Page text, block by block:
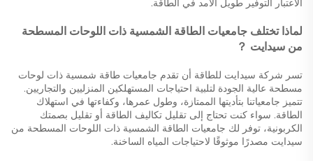
الاعتبار التوفير طويل الأمد في الطاقة.
لماذا تختلف جامعيات الطاقة الشمسية ذات اللوحات المسطحة
من سيدايت ？
تسر شركة سيدايت للطاقة أن تقدم جامعيات طاقة شمسية ذات لوحات
مسطحة عالية الجودة لتلبية احتياجات المستهلكين المنزليين والتجاريين.
تتميز جامعياتنا بتأديتها الممتازة، وطول عمرها، وكفاءتها في استهلاك
الطاقة. سواء كنت تحتاج إلى تقليل تكاليف الطاقة أو تقليل بصمتك
الكربونية، توفر لك جامعيات الطاقة الشمسية ذات اللوحات المسطحة من
سيدايت مصدرًا موثوقًا لاحتياجات المياه الساخنة.